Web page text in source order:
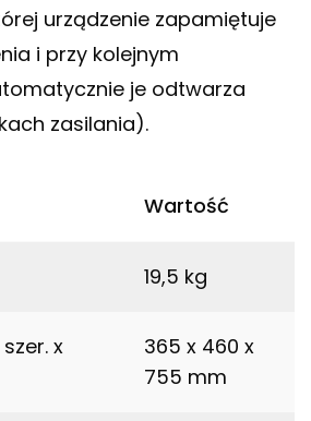
urządzenie zapamiętuje
i przy kolejnym
je odtwarza
zasilania).
Wartość
19,5 kg
x
365 x 460 x
755 mm